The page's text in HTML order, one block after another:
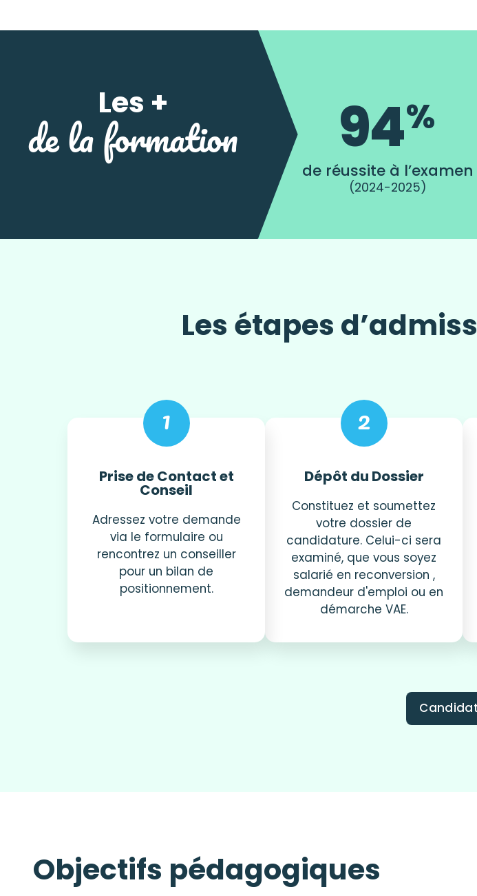
Les +
de la formation 94%
de réussite à l’examen
(2024-2025)
Les étapes
1
Prise de Contact et
Conseil
Adressez votre demande
via le formulaire ou
rencontrez un conseiller
pour un bilan de
positionnement.
2
Dépôt du Dossier
Constituez et soumettez
votre dossier de
candidature. Celui-ci sera
examiné, que vous soyez
salarié en reconversion ,
demandeur d'emploi ou en
démarche VAE.
Objectifs pédagogiques